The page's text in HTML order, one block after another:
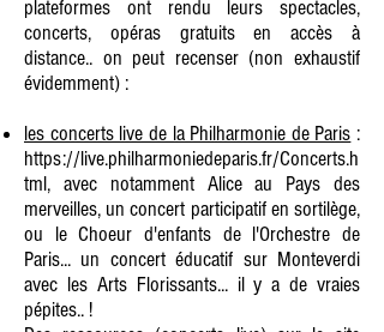
plateformes ont rendu leurs spectacles,
concerts, opéras gratuits en accès à
distance.. on peut recenser (non exhaustif
évidemment) :
les concerts live de la Philharmonie de Paris :
https://live.philharmoniedeparis.fr/Concerts.h
tml, avec notamment Alice au Pays des
merveilles, un concert participatif en sortilège,
ou le Choeur d'enfants de l'Orchestre de
Paris... un concert éducatif sur Monteverdi
avec les Arts Florissants... il y a de vraies
pépites.. !